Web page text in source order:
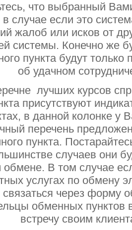
что выбранный
случае если это
жалоб или исков от
системы. Конечно же
пункта будут
об удачном
лучших курсов
присутствуют
в данной колонке у
перечень
пункта.
случаев они
обмене. В том случае
услугах по обмену
через форму
обменных пунктов
встречу своим